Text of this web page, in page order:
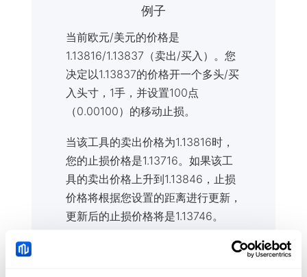
例子
当前欧元/美元的价格是
1.13816/1.13837（卖出/买入）。您
决定以1.13837的价格开一个多头/买
入头寸，1手，并设置100点
（0.00100）的移动止损。
当该工具的卖出价格为1.13816时，
您的止损价格是1.13716。如果该工
具的卖出价格上升到1.13846，止损
价格将根据您设置的距离进行更新，
更新后的止损价格将是1.13746。
相反，当该工具的价格从1.13846下